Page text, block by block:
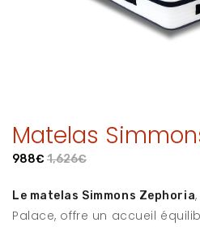
Matelas
988€ 1,626€
Le matelas Simmons Zephoria
Palace, offre un accueil